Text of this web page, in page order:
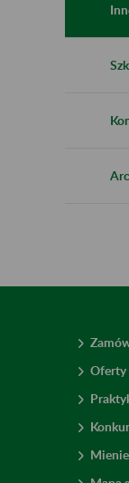
Oferty